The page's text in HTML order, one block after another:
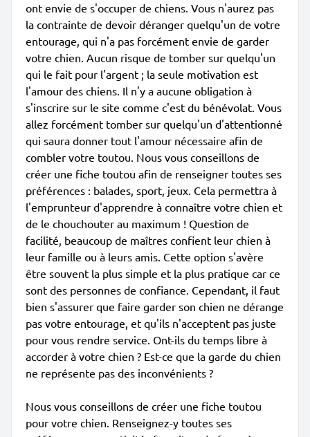
ont envie de s'occuper de chiens. Vous n'aurez pas
la contrainte de devoir déranger quelqu'un de votre
entourage, qui n'a pas forcément envie de garder
votre chien. Aucun risque de tomber sur quelqu'un
qui le fait pour l'argent ; la seule motivation est
l'amour des chiens. Il n'y a aucune obligation à
s'inscrire sur le site comme c'est du bénévolat. Vous
allez forcément tomber sur quelqu'un d'attentionné
qui saura donner tout l'amour nécessaire afin de
combler votre toutou. Nous vous conseillons de
créer une fiche toutou afin de renseigner toutes ses
préférences : balades, sport, jeux. Cela permettra à
l'emprunteur d'apprendre à connaître votre chien et
de le chouchouter au maximum ! Question de
facilité, beaucoup de maîtres confient leur chien à
leur famille ou à leurs amis. Cette option s'avère
être souvent la plus simple et la plus pratique car ce
sont des personnes de confiance. Cependant, il faut
bien s'assurer que faire garder son chien ne dérange
pas votre entourage, et qu'ils n'acceptent pas juste
pour vous rendre service. Ont-ils du temps libre à
accorder à votre chien ? Est-ce que la garde du chien
ne représente pas des inconvénients ?
Nous vous conseillons de créer une fiche toutou
pour votre chien. Renseignez-y toutes ses